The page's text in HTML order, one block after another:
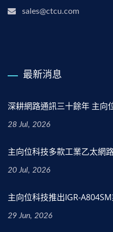
sales@ctcu.com
最新消息
深耕網路通訊三十餘年 主向
28 Jul, 2026
主向位科技多款工業乙太網
20 Jul, 2026
主向位科技推出IGR-
29 Jun, 2026